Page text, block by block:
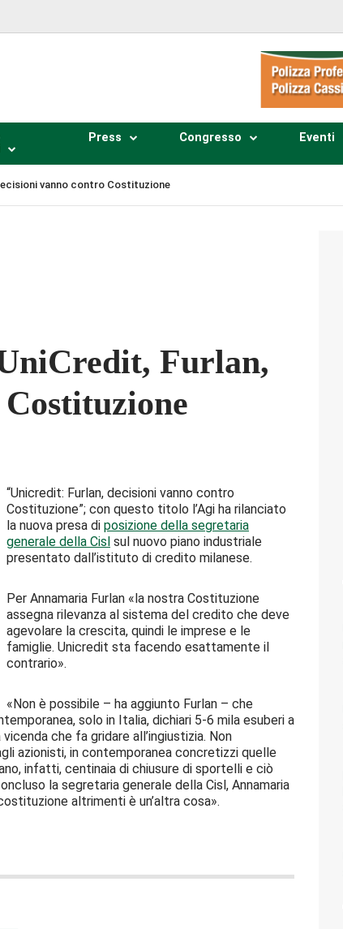
Press Congresso Eventi
vanno contro Costituzione
Furlan,
“Unicredit: Furlan, decisioni vanno contro
Costituzione”; con questo titolo l’Agi ha rilanciato
la nuova presa di posizione della segretaria
generale della Cisl sul nuovo piano industriale
presentato dall’istituto di credito milanese.
Per Annamaria Furlan «la nostra Costituzione
assegna rilevanza al sistema del credito che deve
agevolare la crescita, quindi le imprese e le
famiglie. Unicredit sta facendo esattamente il
contrario».
«Non è possibile – ha aggiunto Furlan – che
solo in Italia, dichiari 5-6 mila esuberi a
che fa gridare all’ingiustizia. Non
azionisti, in contemporanea concretizzi quelle
infatti, centinaia di chiusure di sportelli e ciò
la segretaria generale della Cisl, Annamaria
altrimenti è un’altra cosa».